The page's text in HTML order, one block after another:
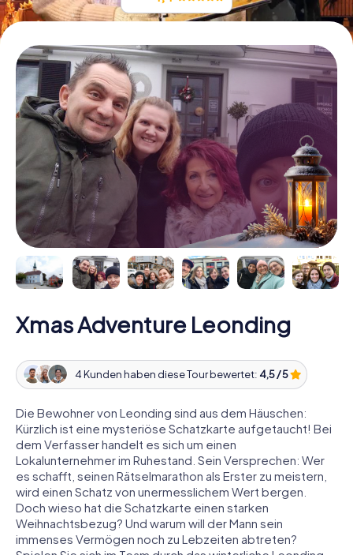
Xmas Adventure Leonding
4 Kunden haben diese Tour bewertet: 4,5 / 5
Die Bewohner von Leonding sind aus dem Häuschen:
Kürzlich ist eine mysteriöse Schatzkarte aufgetaucht! Bei
dem Verfasser handelt es sich um einen
Lokalunternehmer im Ruhestand. Sein Versprechen: Wer
es schafft, seinen Rätselmarathon als Erster zu meistern,
wird einen Schatz von unermesslichem Wert bergen.
Doch wieso hat die Schatzkarte einen starken
Weihnachtsbezug? Und warum will der Mann sein
immenses Vermögen noch zu Lebzeiten abtreten?